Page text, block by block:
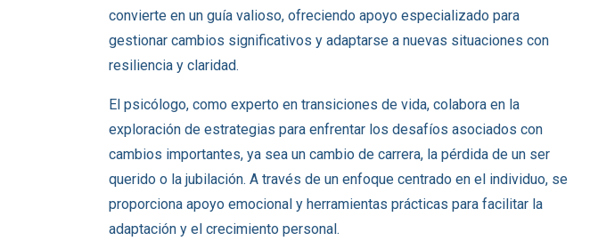
convierte en un guía valioso, ofreciendo apoyo especializado para
gestionar cambios significativos y adaptarse a nuevas situaciones con
resiliencia y claridad.
El psicólogo, como experto en transiciones de vida, colabora en la
exploración de estrategias para enfrentar los desafíos asociados con
cambios importantes, ya sea un cambio de carrera, la pérdida de un ser
querido o la jubilación. A través de un enfoque centrado en el individuo, se
proporciona apoyo emocional y herramientas prácticas para facilitar la
adaptación y el crecimiento personal.